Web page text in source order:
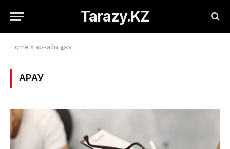
Tarazy.KZ
Home » арнайы құжат
ҚАРАУ